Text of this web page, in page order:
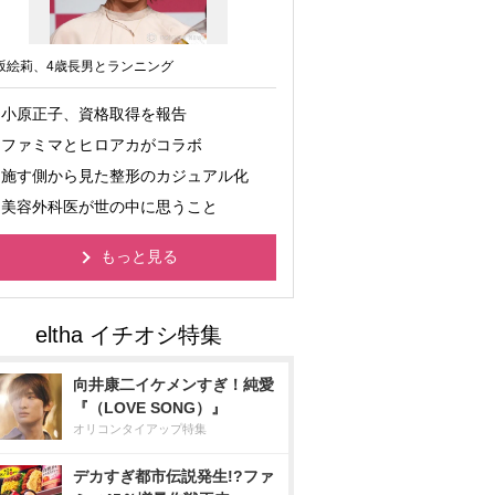
絵莉、4歳長男とランニング
小原正子、資格取得を報告
ファミマとヒロアカがコラボ
施す側から見た整形のカジュアル化
美容外科医が世の中に思うこと
もっと見る
向井康二イケメンすぎ！純愛
『（LOVE SONG）』
オリコンタイアップ特集
デカすぎ都市伝説発生!?ファ